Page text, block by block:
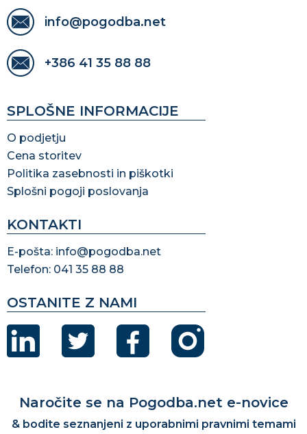
info@pogodba.net
+386 41 35 88 88
SPLOŠNE INFORMACIJE
O podjetju
Cena storitev
Politika zasebnosti in piškotki
Splošni pogoji poslovanja
KONTAKTI
E-pošta: info@pogodba.net
Telefon: 041 35 88 88
OSTANITE Z NAMI
Naročite se na Pogodba.net e-novice
& bodite seznanjeni z uporabnimi pravnimi temami